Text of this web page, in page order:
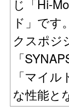
じ「Hi-
ド」で
クスポジ
「
「マイ
な性能と